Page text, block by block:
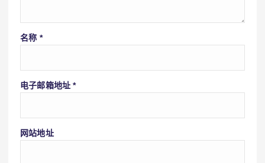
名称 *
电子邮箱地址*
网站地址